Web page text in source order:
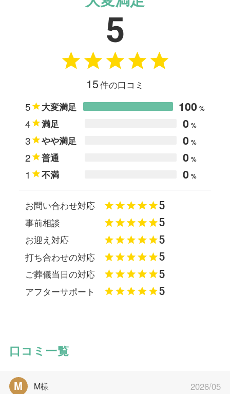
5
15件の口コミ
5 大変満足 100 %
4 満足 0 %
3 やや満足 0 %
2 普通 0 %
1 不満 0 %
お問い合わせ対応 5
事前相談 5
お迎え対応 5
打ち合わせの対応 5
ご葬儀当日の対応 5
アフターサポート 5
口コミ一覧
M M様 2026/05